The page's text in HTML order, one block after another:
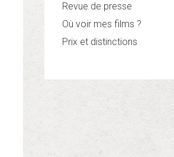
Revue de presse
Où voir mes films ?
Prix et distinctions